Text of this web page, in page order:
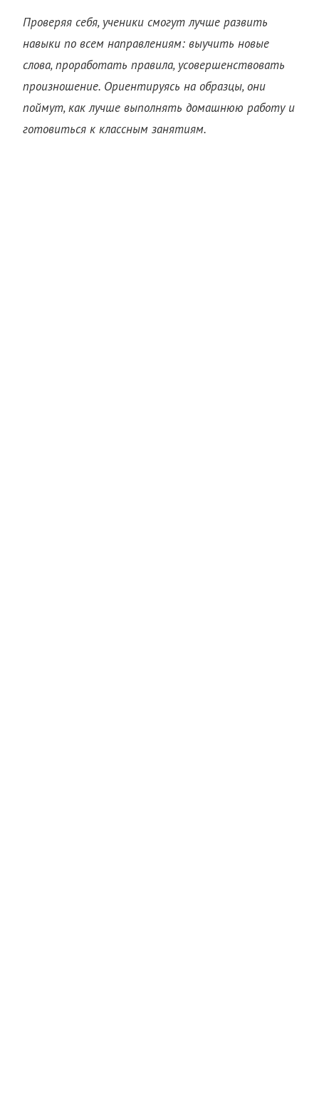
Проверяя себя, ученики смогут лучше развить
навыки по всем направлениям: выучить новые
слова, проработать правила, усовершенствовать
произношение. Ориентируясь на образцы, они
поймут, как лучше выполнять домашнюю работу и
готовиться к классным занятиям.